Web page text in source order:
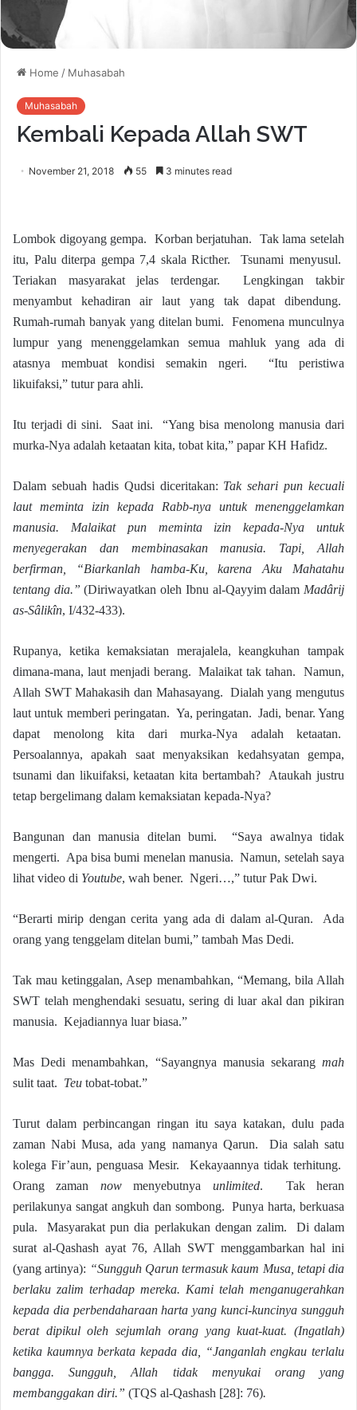
Home / Muhasabah
Muhasabah
Kembali Kepada Allah SWT
November 21, 2018 55 3 minutes read
Lombok digoyang gempa. Korban berjatuhan. Tak lama setelah
itu, Palu diterpa gempa 7,4 skala Ricther. Tsunami menyusul.
Teriakan masyarakat jelas terdengar. Lengkingan takbir
menyambut kehadiran air laut yang tak dapat dibendung.
Rumah-rumah banyak yang ditelan bumi. Fenomena munculnya
lumpur yang menenggelamkan semua mahluk yang ada di
atasnya membuat kondisi semakin ngeri. “Itu peristiwa
likuifaksi,” tutur para ahli.
Itu terjadi di sini. Saat ini. “Yang bisa menolong manusia dari
murka-Nya adalah ketaatan kita, tobat kita,” papar KH Hafidz.
Dalam sebuah hadis Qudsi diceritakan: Tak sehari pun kecuali
laut meminta izin kepada Rabb-nya untuk menenggelamkan
manusia. Malaikat pun meminta izin kepada-Nya untuk
menyegerakan dan membinasakan manusia. Tapi, Allah
berfirman, “Biarkanlah hamba-Ku, karena Aku Mahatahu
tentang dia.” (Diriwayatkan oleh Ibnu al-Qayyim dalam Madârij
as-Sâlikîn, I/432-433).
Rupanya, ketika kemaksiatan merajalela, keangkuhan tampak
dimana-mana, laut menjadi berang. Malaikat tak tahan. Namun,
Allah SWT Mahakasih dan Mahasayang. Dialah yang mengutus
laut untuk memberi peringatan. Ya, peringatan. Jadi, benar. Yang
dapat menolong kita dari murka-Nya adalah ketaatan.
Persoalannya, apakah saat menyaksikan kedahsyatan gempa,
tsunami dan likuifaksi, ketaatan kita bertambah? Ataukah justru
tetap bergelimang dalam kemaksiatan kepada-Nya?
Bangunan dan manusia ditelan bumi. “Saya awalnya tidak
mengerti. Apa bisa bumi menelan manusia. Namun, setelah saya
lihat video di Youtube, wah bener. Ngeri…,” tutur Pak Dwi.
“Berarti mirip dengan cerita yang ada di dalam al-Quran. Ada
orang yang tenggelam ditelan bumi,” tambah Mas Dedi.
Tak mau ketinggalan, Asep menambahkan, “Memang, bila Allah
SWT telah menghendaki sesuatu, sering di luar akal dan pikiran
manusia. Kejadiannya luar biasa.”
Mas Dedi menambahkan, “Sayangnya manusia sekarang mah
sulit taat. Teu tobat-tobat.”
Turut dalam perbincangan ringan itu saya katakan, dulu pada
zaman Nabi Musa, ada yang namanya Qarun. Dia salah satu
kolega Fir’aun, penguasa Mesir. Kekayaannya tidak terhitung.
Orang zaman nowmenyebutnya unlimited. Tak heran
perilakunya sangat angkuh dan sombong. Punya harta, berkuasa
pula. Masyarakat pun dia perlakukan dengan zalim. Di dalam
surat al-Qashash ayat 76, Allah SWT menggambarkan hal ini
(yang artinya): “Sungguh Qarun termasuk kaum Musa, tetapi dia
berlaku zalim terhadap mereka. Kami telah menganugerahkan
kepada dia perbendaharaan harta yang kunci-kuncinya sungguh
berat dipikul oleh sejumlah orang yang kuat-kuat. (Ingatlah)
ketika kaumnya berkata kepada dia, “Janganlah engkau terlalu
bangga. Sungguh, Allah tidak menyukai orang yang
membanggakan diri.” (TQS al-Qashash [28]: 76).